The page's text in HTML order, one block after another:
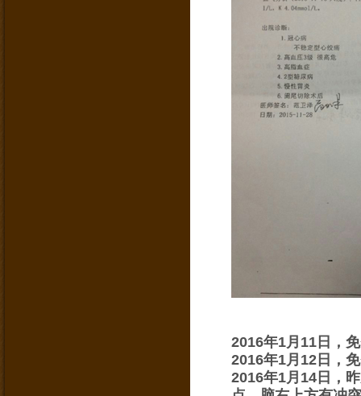
2016年1月11日，
2016年1月12日，
2016年1月14日，